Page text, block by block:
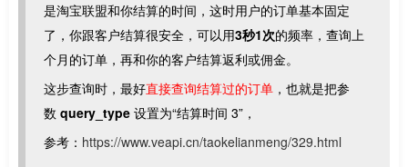
是淘宝联盟和你结算的时间，这时用户的订单基本固定
了，你跟客户结算很安全，可以用3秒1次的频率，查询上
个月的订单，再和你的客户结算返利或佣金。
这步查询时，最好直接查询结算过的订单 ，也就是把参
数 query_type 设置为“结算时间 3”，
参考： https://www.veapi.cn/taokelianmeng/329.html